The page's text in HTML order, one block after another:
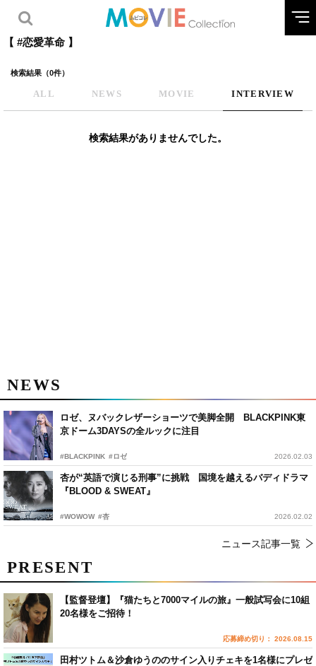
【 #恋愛革命 】
検索結果（0件）
ALL NEWS MOVIE INTERVIEW
検索結果がありませんでした。
NEWS
ロゼ、ヌバックレザーショーツで美脚全開 BLACKPINK東
京ドーム3DAYSの全ルックに注目
#BLACKPINK #ロゼ 2026.02.03
杏が“英語で演じる刑事”に挑戦 国境を越えるバディドラマ
『BLOOD & SWEAT』
#WOWOW #杏 2026.02.02
ニュース記事一覧
PRESENT
【監督登壇】『猫たちと7000マイルの旅』一般試写会に10組
20名様をご招待！
応募締め切り： 2026.08.15
田村ツトム＆沙倉ゆうののサイン入りチェキを1名様にプレゼ